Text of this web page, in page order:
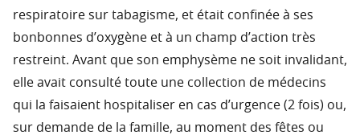
respiratoire sur tabagisme, et était confinée à ses
bonbonnes d’oxygène et à un champ d’action très
restreint. Avant que son emphysème ne soit invalidant,
elle avait consulté toute une collection de médecins
qui la faisaient hospitaliser en cas d’urgence (2 fois) ou,
sur demande de la famille, au moment des fêtes ou